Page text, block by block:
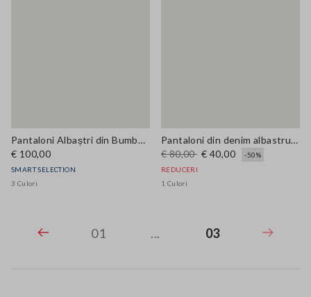
Pantaloni Albaștri din Bumbac Elastic
€ 100,00
SMART SELECTION
3 Culori
Pantaloni din denim albastru din amestec de bumbac, in și viscoză – croială relaxed
€ 80,00 € 40,00
-50%
REDUCERI
1 Culori
01 ... 03